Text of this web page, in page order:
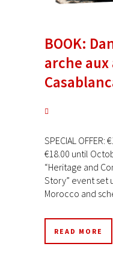
BOOK:
arche
SPECIAL
€18.00 until
“Heritage and
Story” event set
Morocco and
READ MORE